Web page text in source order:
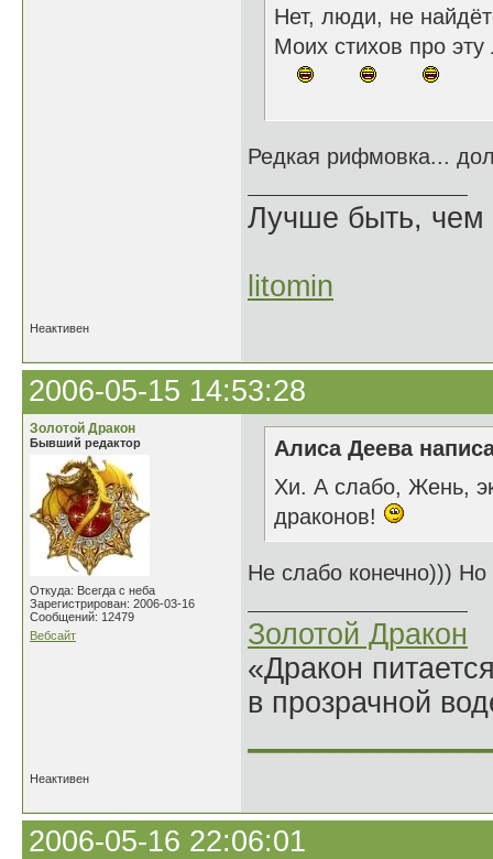
Нет, люди, не
Моих стихов про эту
Редкая рифмовка...
Лучше быть, чем
litomin
Неактивен
2006-05-15 14:53:28
Золотой Дракон
Бывший редактор
Откуда: Всегда с неба
Зарегистрирован: 2006-03-16
Сообщений: 12479
Вебсайт
Алиса Деева
Хи. А слабо, Жень,
драконов!
Не слабо конечно)))
Золотой Дракон
«Дракон
в прозрачной
Неактивен
2006-05-16 22:06:01